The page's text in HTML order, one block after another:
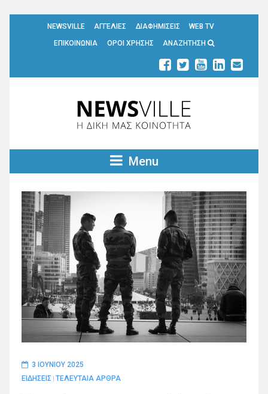
NEWSVILLE ΑΓΓΕΛΙΕΣ ΔΙΑΦΗΜΙΣΕΙΣ
WEB TV
ΕΠΙΚΟΙΝΩΝΙΑ
ΟΡΟΙ ΧΡΗΣΗΣ ΑΝΑΖΗΤΗΣΗ
Menu
3 ΙΟΥΝΊΟΥ 2025
ΕΙΔΗΣΕΙΣ ΤΕΛΕΥΤΑΙΑ ΑΡΘΡΑ